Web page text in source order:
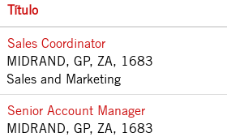
Título
Sales Coordinator
MIDRAND, GP, ZA, 1683
Sales and Marketing
Senior Account Manager
MIDRAND, GP, ZA, 1683